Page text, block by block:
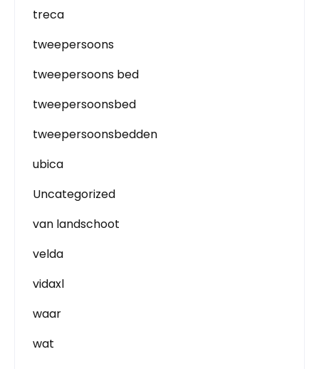
treca
tweepersoons
tweepersoons bed
tweepersoonsbed
tweepersoonsbedden
ubica
Uncategorized
van landschoot
velda
vidaxl
waar
wat